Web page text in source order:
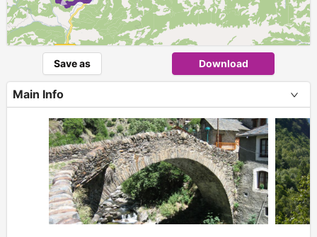
Save as Download
Main Info